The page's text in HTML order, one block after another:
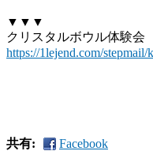
▼▼▼
クリスタルボウル体験
https://1lejend.com/
共有: Facebook